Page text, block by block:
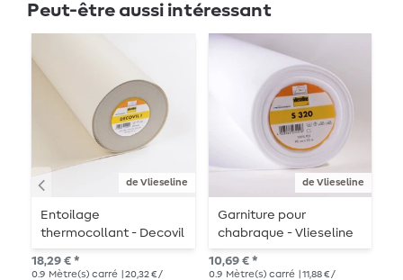
Peut-être aussi intéressant
de Vlieseline
Entoilage
thermocollant - Decovil
1
18,29 € *
0.9 Mètre(s) carré
| 20,32 € /
de Vlieseline
Garniture pour
chabraque - Vlieseline
S320 thermocollante
10,69 € *
0.9 Mètre(s) carré
| 11,88 € /